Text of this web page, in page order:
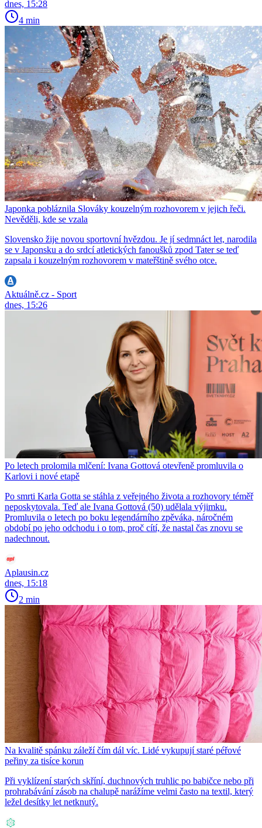
dnes, 15:28
4 min
Japonka pobláznila Slováky kouzelným rozhovorem v jejich řeči.
Nevěděli, kde se vzala
Slovensko žije novou sportovní hvězdou. Je jí sedmnáct let, narodila
se v Japonsku a do srdcí atletických fanoušků zpod Tater se teď
zapsala i kouzelným rozhovorem v mateřštině svého otce.
Aktuálně.cz - Sport
dnes, 15:26
Po letech prolomila mlčení: Ivana Gottová otevřeně promluvila o
Karlovi i nové etapě
Po smrti Karla Gotta se stáhla z veřejného života a rozhovory téměř
neposkytovala. Teď ale Ivana Gottová (50) udělala výjimku.
Promluvila o letech po boku legendárního zpěváka, náročném
období po jeho odchodu i o tom, proč cítí, že nastal čas znovu se
nadechnout.
Aplausin.cz
dnes, 15:18
2 min
Na kvalitě spánku záleží čím dál víc. Lidé vykupují staré péřové
peřiny za tisíce korun
Při vyklízení starých skříní, duchnových truhlic po babičce nebo při
prohrabávání zásob na chalupě narážíme velmi často na textil, který
ležel desítky let netknutý.